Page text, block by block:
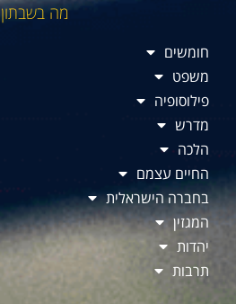
מה בשבתון
חומשים
משפט
פילוסופיה
מדרש
הלכה
החיים עצמם
בחברה הישראלית
המגזין
יהדות
תרבות